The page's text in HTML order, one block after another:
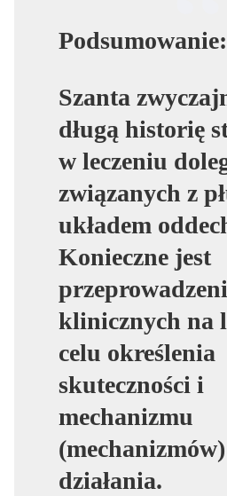
Podsumowanie:
Szanta
długą historię
w leczeniu
związanych z
układem
Konieczne jest
klinicznych na
celu określenia
skuteczności i
mechanizmu
działania.